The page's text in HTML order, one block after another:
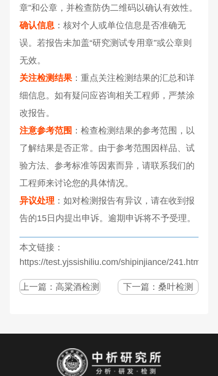
章”和公章，并检查防伪二维码以确认有效性。
确认信息 ：核对个人或单位信息是否准确无
误。若报告未加盖“研究测试专用章”或公章则
无效。
关注检测结果 ：重点关注检测结果的汇总和详
细信息。如有疑问应咨询相关工程师，严禁涂
改报告。
注意参考范围 ：检查检测结果的参考范围，以
了解结果是否正常。由于参考范围因样品、试
验方法、参考标准等因素而异，请联系我们的
工程师来讨论您的具体情况。
异议处理 ：如对检测报告有异议，请在收到报
告的15日内提出申诉。逾期申诉将不予受理。
本文链接：
https://test.yjssishiliu.com/shipinjiance/241.html
上一篇： 高粱酒检测 下一篇：桑叶检测